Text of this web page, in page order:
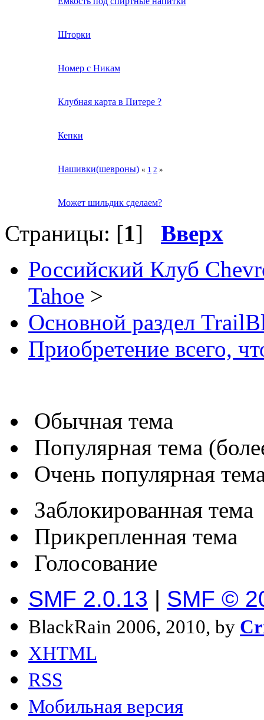
Шторки
Номер с Никам
Клубная карта в Питере ?
Кепки
Нашивки(шевроны) « 1 2 »
Может шильдик сделаем?
Страницы: [1] Вверх
Российский Клуб
Tahoe >
Основной раздел
Приобретение всего,
Обычная тема
Популярная тема
Очень популярная
Заблокированная тема
Прикрепленная тема
Голосование
SMF 2.0.13 | SMF ©
BlackRain 2006, 2010, by
XHTML
RSS
Мобильная версия